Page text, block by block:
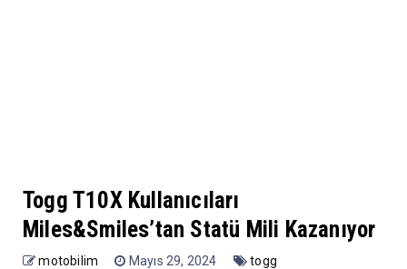
Togg T10X Kullanıcıları
Miles&Smiles’tan Statü Mili Kazanıyor
motobilim Mayıs 29, 2024 togg